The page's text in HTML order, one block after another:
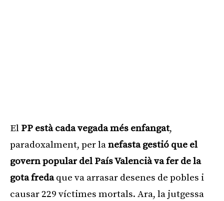
El PP està cada vegada més enfangat,
paradoxalment, per lanefasta gestió que el
govern popular del País Valencià va fer de la
gota fredaque va arrasar desenes de pobles i
causar 229 víctimes mortals. Ara, la jutgessa